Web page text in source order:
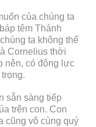
của chúng ta
têm Thánh
ta không thể
Cornelius thời
nên, có động lực
sẵn sàng tiếp
trên con. Con
cũng vô cùng quý